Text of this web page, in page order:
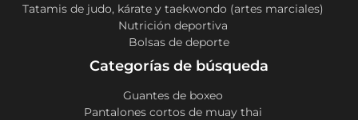
Tatamis de judo, kárate y taekwondo (artes marciales)
Nutrición deportiva
Bolsas de deporte
Categorías de búsqueda
Guantes de boxeo
Pantalones cortos de muay thai